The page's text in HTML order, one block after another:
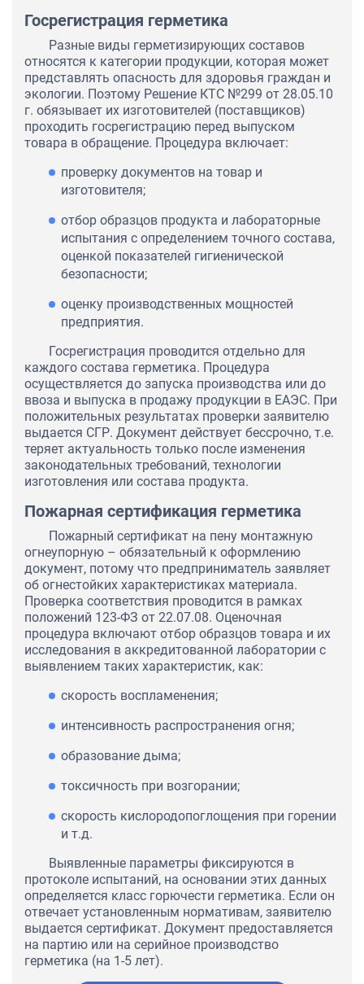
Госрегистрация герметика
Разные виды герметизирующих составов
относятся к категории продукции, которая может
представлять опасность для здоровья граждан и
экологии. Поэтому Решение КТС №299 от 28.05.10
г. обязывает их изготовителей (поставщиков)
проходить госрегистрацию перед выпуском
товара в обращение. Процедура включает:
проверку документов на товар и
изготовителя;
отбор образцов продукта и лабораторные
испытания с определением точного состава,
оценкой показателей гигиенической
безопасности;
оценку производственных мощностей
предприятия.
Госрегистрация проводится отдельно для
каждого состава герметика. Процедура
осуществляется до запуска производства или до
ввоза и выпуска в продажу продукции в ЕАЭС. При
положительных результатах проверки заявителю
выдается СГР. Документ действует бессрочно, т.е.
теряет актуальность только после изменения
законодательных требований, технологии
изготовления или состава продукта.
Пожарная сертификация герметика
Пожарный сертификат на пену монтажную
огнеупорную – обязательный к оформлению
документ, потому что предприниматель заявляет
об огнестойких характеристиках материала.
Проверка соответствия проводится в рамках
положений 123-ФЗ от 22.07.08. Оценочная
процедура включают отбор образцов товара и их
исследования в аккредитованной лаборатории с
выявлением таких характеристик, как:
скорость воспламенения;
интенсивность распространения огня;
образование дыма;
токсичность при возгорании;
скорость кислородопоглощения при горении
и т.д.
Выявленные параметры фиксируются в
протоколе испытаний, на основании этих данных
определяется класс горючести герметика. Если он
отвечает установленным нормативам, заявителю
выдается сертификат. Документ предоставляется
на партию или на серийное производство
герметика (на 1-5 лет).